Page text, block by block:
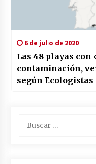
6 de julio de 2020
Las 48 playas con
contaminación,
según Ecologistas